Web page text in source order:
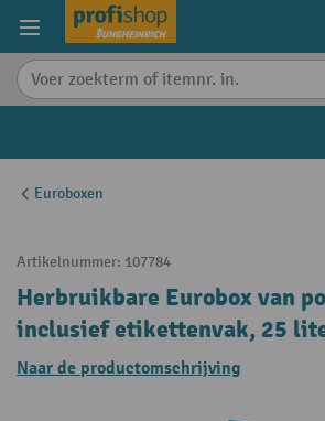
content
Euroboxen
Artikelnummer: 107784
Herbruikbare Eurobox van
inclusief etikettenvak, 25
Naar de productomschrijving